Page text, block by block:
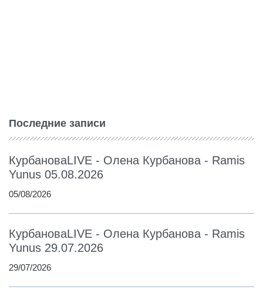
Последние записи
КурбановаLIVE - Олена Курбанова - Ramis
Yunus 05.08.2026
05/08/2026
КурбановаLIVE - Олена Курбанова - Ramis
Yunus 29.07.2026
29/07/2026